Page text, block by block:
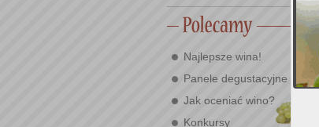
Najlepsze wina!
Panele degustacyjne
Jak oceniać wino?
Konkursy